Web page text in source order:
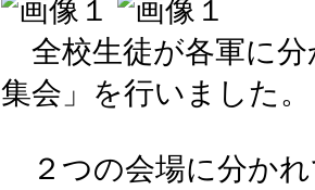
全校生徒が各軍に分
集会」を行いました。
２つの会場に分か